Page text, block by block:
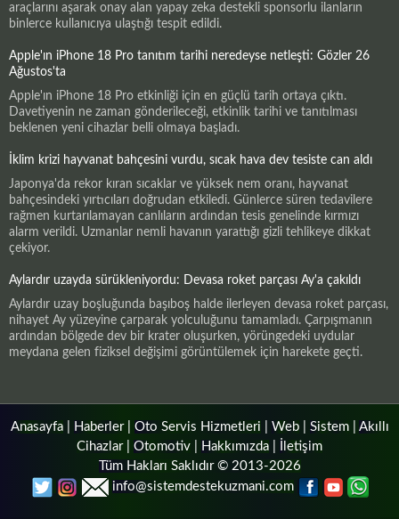
araçlarını aşarak onay alan yapay zeka destekli sponsorlu ilanların
binlerce kullanıcıya ulaştığı tespit edildi.
Apple'ın iPhone 18 Pro tanıtım tarihi neredeyse netleşti: Gözler 26
Ağustos'ta
Apple'ın iPhone 18 Pro etkinliği için en güçlü tarih ortaya çıktı.
Davetiyenin ne zaman gönderileceği, etkinlik tarihi ve tanıtılması
beklenen yeni cihazlar belli olmaya başladı.
İklim krizi hayvanat bahçesini vurdu, sıcak hava dev tesiste can aldı
Japonya'da rekor kıran sıcaklar ve yüksek nem oranı, hayvanat
bahçesindeki yırtıcıları doğrudan etkiledi. Günlerce süren tedavilere
rağmen kurtarılamayan canlıların ardından tesis genelinde kırmızı
alarm verildi. Uzmanlar nemli havanın yarattığı gizli tehlikeye dikkat
çekiyor.
Aylardır uzayda sürükleniyordu: Devasa roket parçası Ay'a çakıldı
Aylardır uzay boşluğunda başıboş halde ilerleyen devasa roket parçası,
nihayet Ay yüzeyine çarparak yolculuğunu tamamladı. Çarpışmanın
ardından bölgede dev bir krater oluşurken, yörüngedeki uydular
meydana gelen fiziksel değişimi görüntülemek için harekete geçti.
Anasayfa| Haberler| Oto Servis Hizmetleri Web| Sistem| Akıllı
Cihazlar| Otomotiv Hakkımızda
İletişim
Tüm Hakları Saklıdır © 2013-2026
info@sistemdestekuzmani.com